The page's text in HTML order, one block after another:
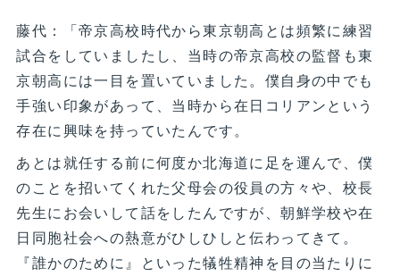
藤代：「帝京高校時代から東京朝高とは頻繁に練習
試合をしていましたし、当時の帝京高校の監督も東
京朝高には一目を置いていました。僕自身の中でも
手強い印象があって、当時から在日コリアンという
存在に興味を持っていたんです。
あとは就任する前に何度か北海道に足を運んで、僕
のことを招いてくれた父母会の役員の方々や、校長
先生にお会いして話をしたんですが、朝鮮学校や在
日同胞社会への熱意がひしひしと伝わってきて。
『誰かのために』といった犠牲精神を目の当たりに